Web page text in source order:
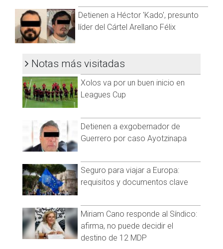
Whatsapp:@CadenaNoticias | Telegram:@CadenaNoticias
Detienen a Héctor 'Kado', presunto
líder del Cártel Arellano Félix
Notas más visitadas
Xolos va por un buen inicio en
Leagues Cup
Detienen a exgobernador de
Guerrero por caso Ayotzinapa
Seguro para viajar a Europa:
requisitos y documentos clave
Miriam Cano responde al Síndico:
afirma, no puede decidir el
destino de 12 MDP